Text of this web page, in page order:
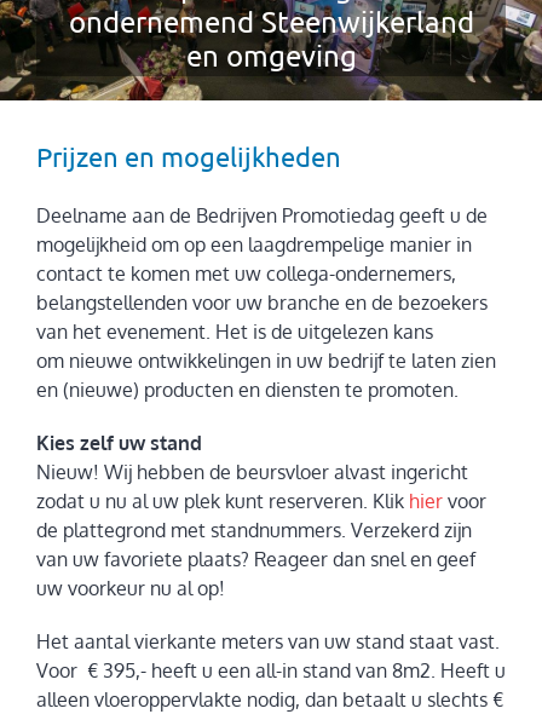
ondernemend Steenwijkerland
en omgeving
Prijzen en mogelijkheden
Deelname aan de Bedrijven Promotiedag geeft u de
mogelijkheid om op een laagdrempelige manier in
contact te komen met uw collega-ondernemers,
belangstellenden voor uw branche en de bezoekers
van het evenement. Het is de uitgelezen kans
om nieuwe ontwikkelingen in uw bedrijf te laten zien
en (nieuwe) producten en diensten te promoten.
Kies zelf uw stand
Nieuw! Wij hebben de beursvloer alvast ingericht
zodat u nu al uw plek kunt reserveren. Klik hier voor
de plattegrond met standnummers. Verzekerd zijn
van uw favoriete plaats? Reageer dan snel en geef
uw voorkeur nu al op!
Het aantal vierkante meters van uw stand staat vast.
Voor € 395,- heeft u een all-in stand van 8m2. Heeft u
alleen vloeroppervlakte nodig, dan betaalt u slechts €